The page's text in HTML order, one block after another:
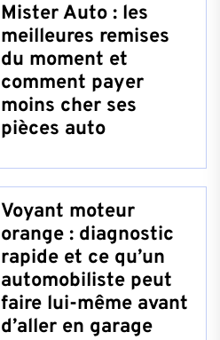
Mister Auto : les
meilleures remises
du moment et
comment payer
moins cher ses
pièces auto
Voyant moteur
orange : diagnostic
rapide et ce qu’un
automobiliste peut
faire lui-même avant
d’aller en garage